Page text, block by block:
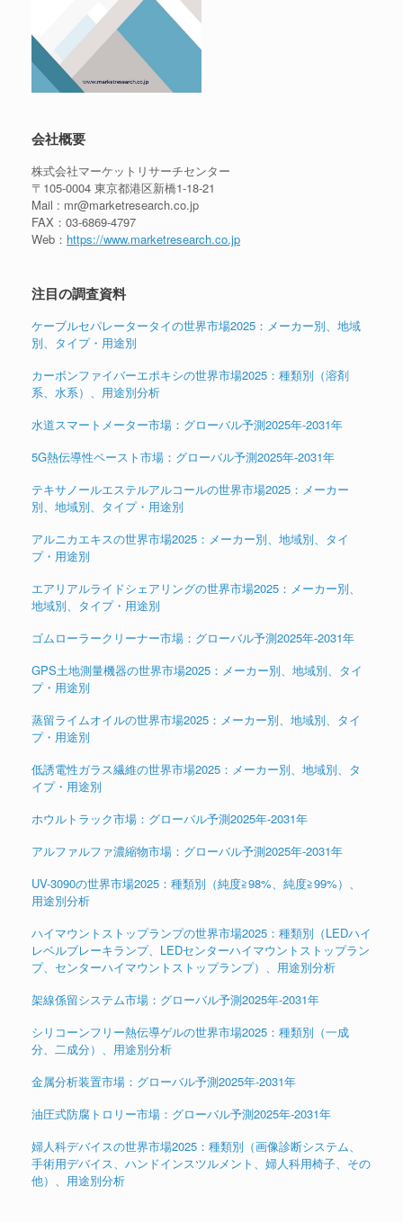
会社概要
株式会社マーケットリサーチセンター
〒105-0004 東京都港区新橋1-18-21
Mail : mr@marketresearch.co.jp
FAX：03-6869-4797
Web： https://www.marketresearch.co.jp
注目の調査資料
ケーブルセパレータータイの世界市場2025：メーカー別、地域
別、タイプ・用途別
カーボンファイバーエポキシの世界市場2025：種類別（溶剤
系、水系）、用途別分析
水道スマートメーター市場：グローバル予測2025年-2031年
5G熱伝導性ペースト市場：グローバル予測2025年-2031年
テキサノールエステルアルコールの世界市場2025：メーカー
別、地域別、タイプ・用途別
アルニカエキスの世界市場2025：メーカー別、地域別、タイ
プ・用途別
エアリアルライドシェアリングの世界市場2025：メーカー別、
地域別、タイプ・用途別
ゴムローラークリーナー市場：グローバル予測2025年-2031年
GPS土地測量機器の世界市場2025：メーカー別、地域別、タイ
プ・用途別
蒸留ライムオイルの世界市場2025：メーカー別、地域別、タイ
プ・用途別
低誘電性ガラス繊維の世界市場2025：メーカー別、地域別、タ
イプ・用途別
ホウルトラック市場：グローバル予測2025年-2031年
アルファルファ濃縮物市場：グローバル予測2025年-2031年
UV-3090の世界市場2025：種類別（純度≧98%、純度≧99%）、
用途別分析
ハイマウントストップランプの世界市場2025：種類別（LEDハイ
レベルブレーキランプ、LEDセンターハイマウントストップラン
プ、センターハイマウントストップランプ）、用途別分析
架線係留システム市場：グローバル予測2025年-2031年
シリコーンフリー熱伝導ゲルの世界市場2025：種類別（一成
分、二成分）、用途別分析
金属分析装置市場：グローバル予測2025年-2031年
油圧式防腐トロリー市場：グローバル予測2025年-2031年
婦人科デバイスの世界市場2025：種類別（画像診断システム、
手術用デバイス、ハンドインスツルメント、婦人科用椅子、その
他）、用途別分析